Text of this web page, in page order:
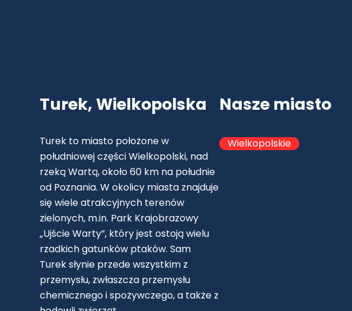
Turek, Wielkopolska
Turek to miasto położone w
południowej części Wielkopolski, nad
rzeką Wartą, około 60 km na południe
od Poznania. W okolicy miasta znajduje
się wiele atrakcyjnych terenów
zielonych, m.in. Park Krajobrazowy
„Ujście Warty”, który jest ostoją wielu
rzadkich gatunków ptaków. Sam
Turek słynie przede wszystkim z
przemysłu, zwłaszcza przemysłu
chemicznego i spożywczego, a także z
Nasze miasto
Wielkopolskie